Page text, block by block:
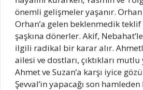
önemli gelişmeler yaşanır. Orhan
Orhan’a gelen beklenmedik teklif
şaşkına dönerler. Akif,
ilgili radikal bir karar alır.
ailesi ve dostları, çıktıkları
Ahmet ve Suzan’a karşı iyice
Şevval’in yapacağı son